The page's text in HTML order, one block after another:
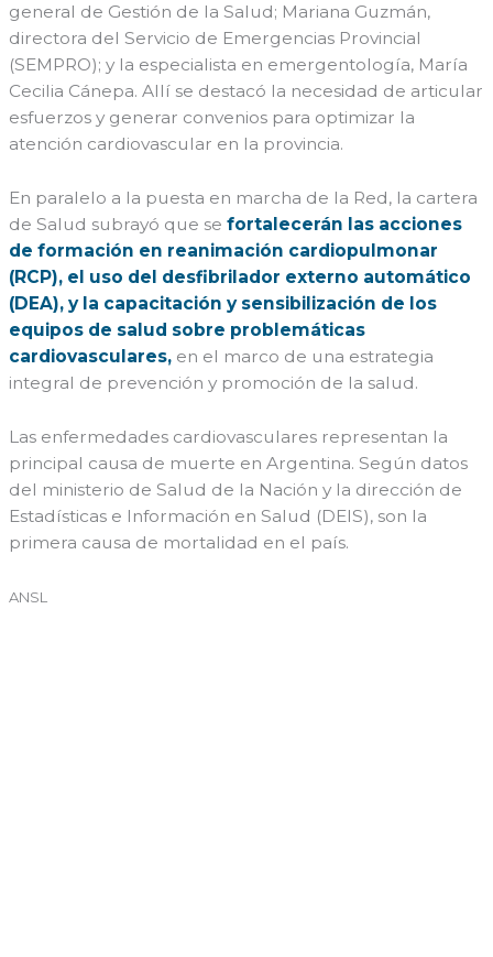
general de Gestión de la Salud; Mariana Guzmán,
directora del Servicio de Emergencias Provincial
(SEMPRO); y la especialista en emergentología, María
Cecilia Cánepa. Allí se destacó la necesidad de articular
esfuerzos y generar convenios para optimizar la
atención cardiovascular en la provincia.
En paralelo a la puesta en marcha de la Red, la cartera
de Salud subrayó que se fortalecerán las acciones
de formación en reanimación cardiopulmonar
(RCP), el uso del desfibrilador externo automático
(DEA), y la capacitación y sensibilización de los
equipos de salud sobre problemáticas
cardiovasculares, en el marco de una estrategia
integral de prevención y promoción de la salud.
Las enfermedades cardiovasculares representan la
principal causa de muerte en Argentina. Según datos
del ministerio de Salud de la Nación y la dirección de
Estadísticas e Información en Salud (DEIS), son la
primera causa de mortalidad en el país.
ANSL